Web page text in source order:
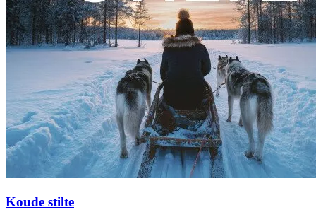
Koude stilte